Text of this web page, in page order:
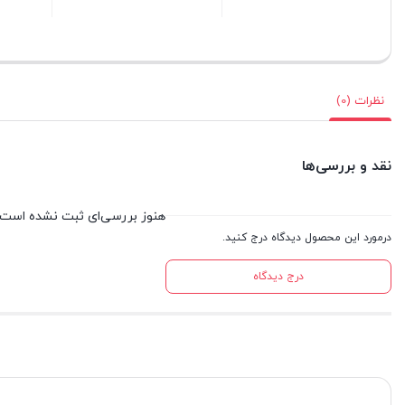
نظرات (0)
نقد و بررسی‌ها
درمورد این محصول دیدگاه درج کنید.
درج دیدگاه
هنوز بررسی‌ای ثبت نشده